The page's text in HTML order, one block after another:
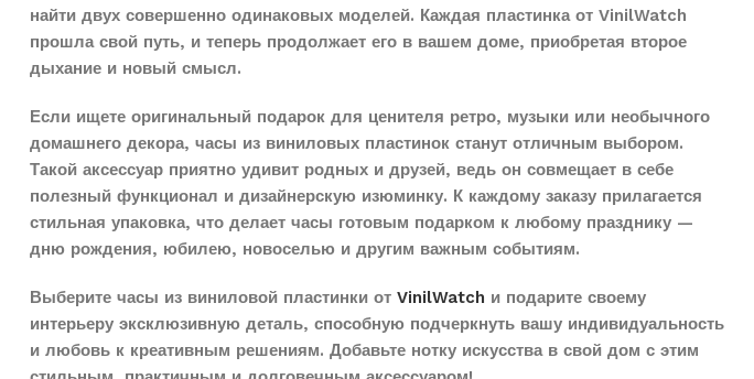
найти двух совершенно одинаковых моделей. Каждая пластинка от VinilWatch
прошла свой путь, и теперь продолжает его в вашем доме, приобретая второе
дыхание и новый смысл.
Если ищете оригинальный подарок для ценителя ретро, музыки или необычного
домашнего декора, часы из виниловых пластинок станут отличным выбором.
Такой аксессуар приятно удивит родных и друзей, ведь он совмещает в себе
полезный функционал и дизайнерскую изюминку. К каждому заказу прилагается
стильная упаковка, что делает часы готовым подарком к любому празднику —
дню рождения, юбилею, новоселью и другим важным событиям.
Выберите часы из виниловой пластинки от VinilWatch и подарите своему
интерьеру эксклюзивную деталь, способную подчеркнуть вашу индивидуальность
и любовь к креативным решениям. Добавьте нотку искусства в свой дом с этим